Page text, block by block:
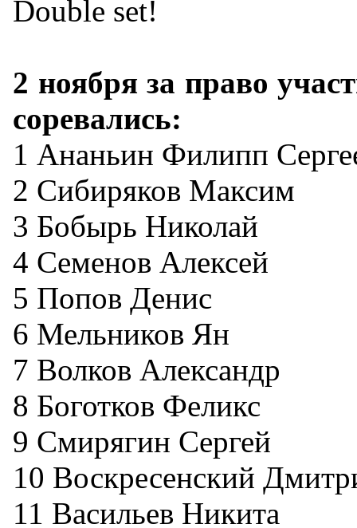
Double set!
2 ноября за право
соревались:
1 Ананьин Филипп
2 Сибиряков Максим
3 Бобырь Николай
4 Семенов Алексей
5 Попов Денис
6 Мельников Ян
7 Волков Александр
8 Боготков Феликс
9 Смирягин Сергей
10 Воскресенский
11 Васильев Никита